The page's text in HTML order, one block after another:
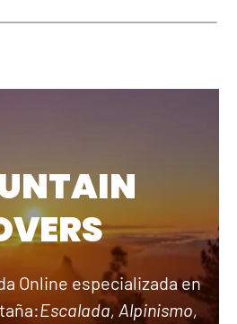
Online especializada en
Escalada, Alpinismo,